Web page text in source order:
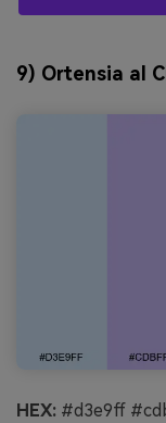
9) Ortensia al
HEX: #d3e9ff